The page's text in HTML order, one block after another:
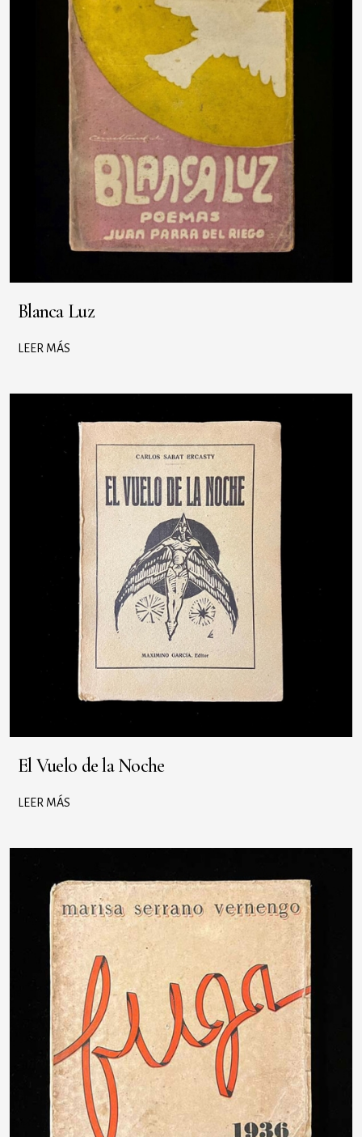
Blanca Luz
LEER MÁS
El Vuelo de la Noche
LEER MÁS